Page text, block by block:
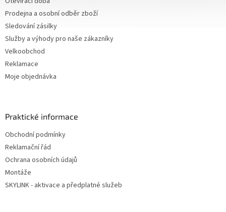
Prodejna a osobní odběr zboží
Sledování zásilky
Služby a výhody pro naše zákazníky
Velkoobchod
Reklamace
Moje objednávka
Praktické informace
Obchodní podmínky
Reklamační řád
Ochrana osobních údajů
Montáže
SKYLINK - aktivace a předplatné služeb